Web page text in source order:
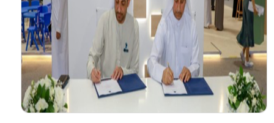
هيئة الفجيره للثقافة والإعلام توقع مذكرة
تفاهم مع وزارة الثقافة
هيئة الفجيره للثقافة والإعلام توقع إتفاقية
تعاون مع مركز تريندز للبحوث